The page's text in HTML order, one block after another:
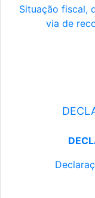
Situação fiscal,
via de